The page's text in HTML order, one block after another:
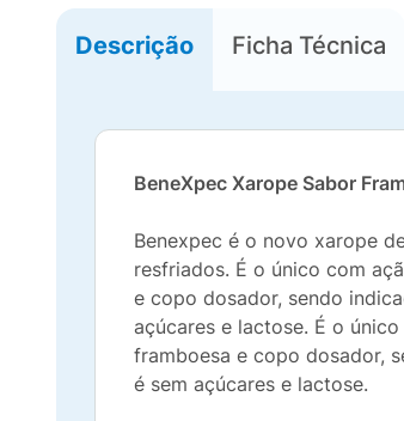
Descrição Ficha Técnica
BeneXpec Xarope Sabor
Benexpec é o novo xarope
resfriados. É o único com
e copo dosador, sendo
açúcares e lactose. É o
framboesa e copo dosador,
é sem açúcares e lactose.